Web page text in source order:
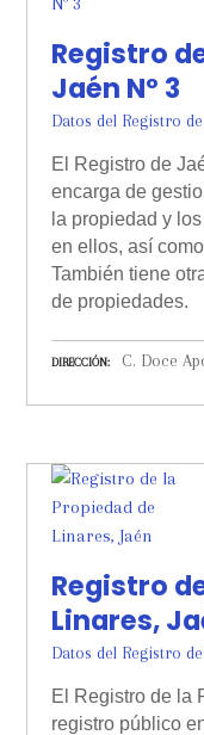
Registro
Jaén Nº 3
Datos del Registro
El Registro de
encarga de
la propiedad y
en ellos, así
También tiene
de propiedades.
DIRECCIÓN C. Doce
Registro
Linares,
Datos del Registro
El Registro de la
registro público